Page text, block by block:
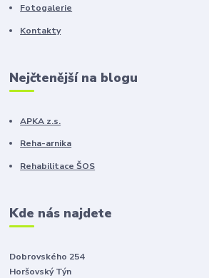
Fotogalerie
Kontakty
Nejčtenější na blogu
APKA z.s.
Reha-arnika
Rehabilitace ŠOS
Kde nás najdete
Dobrovského 254
Horšovský Týn